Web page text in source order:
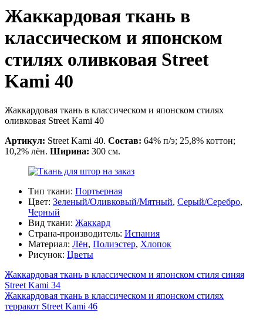
Жаккардовая ткань в
классическом и японском
стилях оливковая Street
Kami 40
Жаккардовая ткань в классическом и японском стилях
оливковая Street Kami 40
Артикул: Street Kami 40. Состав: 64% п/э; 25,8% коттон;
10,2% лён. Ширина: 300 см.
Тип ткани: Портьерная
Цвет: Зеленый/Оливковый/Мятный, Серый/Серебро,
Черный
Вид ткани: Жаккард
Страна-производитель: Испания
Материал: Лён, Полиэстер, Хлопок
Рисунок: Цветы
Жаккардовая ткань в классическом и японском стиля синяя
Street Kami 34
Жаккардовая ткань в классическом и японском стилях
терракот Street Kami 46